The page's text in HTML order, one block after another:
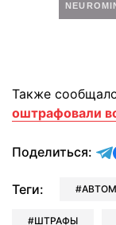
Также
оштрафовали
Поделиться:
Теги:
ШТРАФЫ